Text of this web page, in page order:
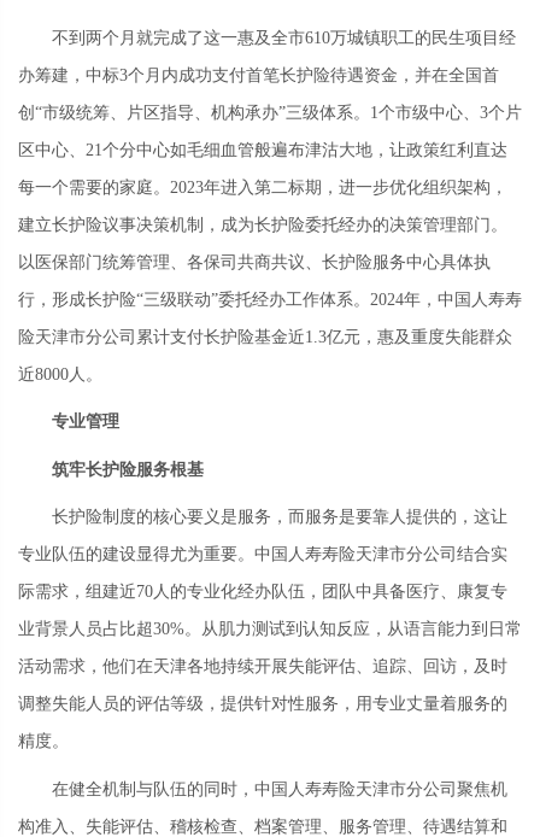
不到两个月就完成了这一惠及全市610万城镇职工的民生项目经
办筹建，中标3个月内成功支付首笔长护险待遇资金，并在全国首
创“市级统筹、片区指导、机构承办”三级体系。1个市级中心、3个片
区中心、21个分中心如毛细血管般遍布津沽大地，让政策红利直达
每一个需要的家庭。2023年进入第二标期，进一步优化组织架构，
建立长护险议事决策机制，成为长护险委托经办的决策管理部门。
以医保部门统筹管理、各保司共商共议、长护险服务中心具体执
行，形成长护险“三级联动”委托经办工作体系。2024年，中国人寿寿
险天津市分公司累计支付长护险基金近1.3亿元，惠及重度失能群众
近8000人。
专业管理
筑牢长护险服务根基
长护险制度的核心要义是服务，而服务是要靠人提供的，这让
专业队伍的建设显得尤为重要。中国人寿寿险天津市分公司结合实
际需求，组建近70人的专业化经办队伍，团队中具备医疗、康复专
业背景人员占比超30%。从肌力测试到认知反应，从语言能力到日常
活动需求，他们在天津各地持续开展失能评估、追踪、回访，及时
调整失能人员的评估等级，提供针对性服务，用专业丈量着服务的
精度。
在健全机制与队伍的同时，中国人寿寿险天津市分公司聚焦机
构准入、失能评估、稽核检查、档案管理、服务管理、待遇结算和